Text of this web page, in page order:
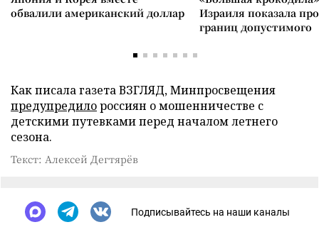
обвалили американский доллар
Израиля показала
границ допустимого
Как писала газета ВЗГЛЯД, Минпросвещения
предупредилороссиян о мошенничестве с
детскими путевками перед началом летнего
сезона.
Текст: Алексей Дегтярёв
Подписывайтесь на наши каналы